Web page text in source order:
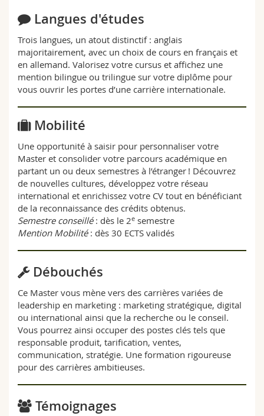
Langues d'études
Trois langues, un atout distinctif : anglais
majoritairement, avec un choix de cours en français et
en allemand. Valorisez votre cursus et affichez une
mention bilingue ou trilingue sur votre diplôme pour
vous ouvrir les portes d’une carrière internationale.
Mobilité
Une opportunité à saisir pour personnaliser votre
Master et consolider votre parcours académique en
partant un ou deux semestres à l’étranger ! Découvrez
de nouvelles cultures, développez votre réseau
international et enrichissez votre CV tout en bénéficiant
de la reconnaissance des crédits obtenus.
Semestre conseillé : dès le 2e semestre
Mention Mobilité: dès 30 ECTS validés
Débouchés
Ce Master vous mène vers des carrières variées de
leadership en marketing : marketing stratégique, digital
ou international ainsi que la recherche ou le conseil.
Vous pourrez ainsi occuper des postes clés tels que
responsable produit, tarification, ventes,
communication, stratégie. Une formation rigoureuse
pour des carrières ambitieuses.
Témoignages